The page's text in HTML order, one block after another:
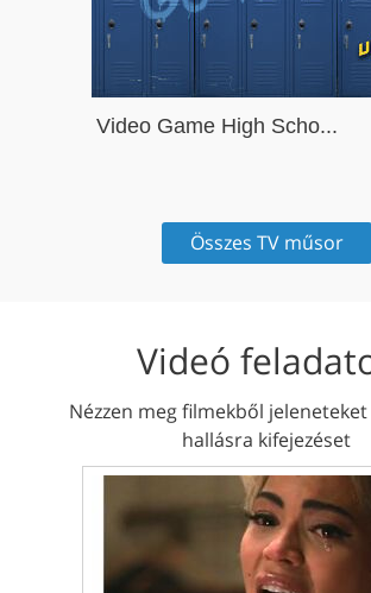
Video Game High Scho...
Összes TV műsor
Videó
Nézzen meg filmekből
hallásra kifejezéset